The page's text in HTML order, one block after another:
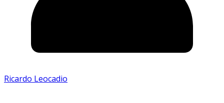
Ricardo Leocadio